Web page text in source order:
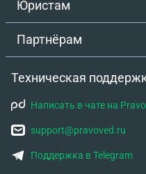
Юристам
Партнёрам
Техническая
Написать в чате на
support@pravoved.ru
Поддержка в Telegram